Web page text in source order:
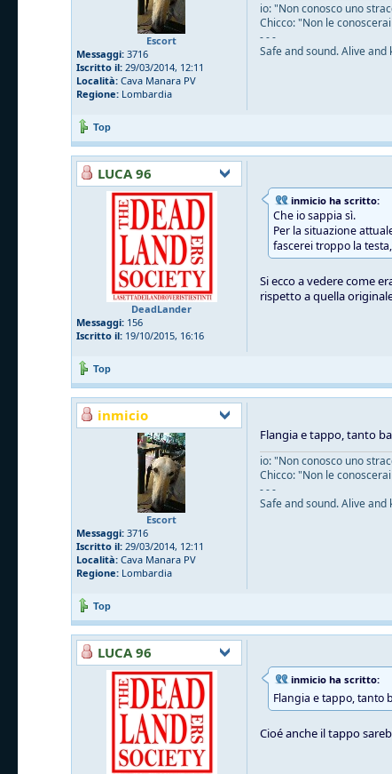
Escort
Messaggi: 3716
Iscritto il: 29/03/2014, 12:11
Località: Cava Manara PV
Regione: Lombardia
io: "Non conosco uno
Chicco: "Non le
- - -
Safe and sound. Alive and
Top
LUCA 96
DeadLander
Messaggi: 156
Iscritto il: 19/10/2015, 16:16
inmicio ha scritto:
Che io sappia sì.
Per la situazione
fascerei troppo la
Si ecco a vedere come
rispetto a quella
Top
inmicio
Escort
Messaggi: 3716
Iscritto il: 29/03/2014, 12:11
Località: Cava Manara PV
Regione: Lombardia
Flangia e tappo, tanto
io: "Non conosco uno
Chicco: "Non le
- - -
Safe and sound. Alive and
Top
LUCA 96
inmicio ha scritto:
Flangia e tappo, tanto
Cioé anche il tappo